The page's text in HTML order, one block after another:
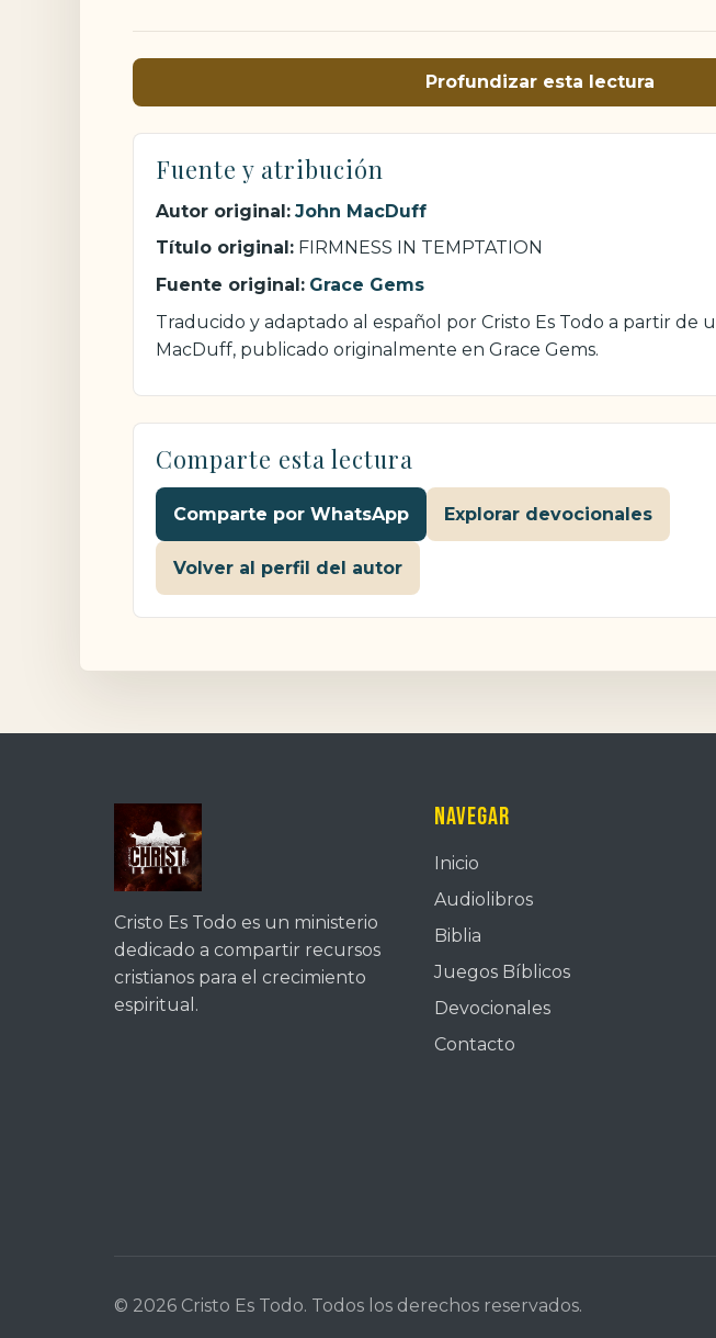
Profundizar esta lectura
Fuente y atribución
Autor original: John MacDuff
Título original: FIRMNESS IN TEMPTATION
Fuente original: Grace Gems
Traducido y adaptado al español por Cristo Es Todo a partir de
MacDuff, publicado originalmente en Grace Gems.
Comparte esta lectura
Comparte por WhatsApp Explorar devocionales
Volver al perfil del autor
Cristo Es Todo es un ministerio
dedicado a compartir recursos
cristianos para el crecimiento
espiritual.
Navegar
Inicio
Audiolibros
Biblia
Juegos Bíblicos
Devocionales
Contacto
© 2026 Cristo Es Todo. Todos los derechos reservados.